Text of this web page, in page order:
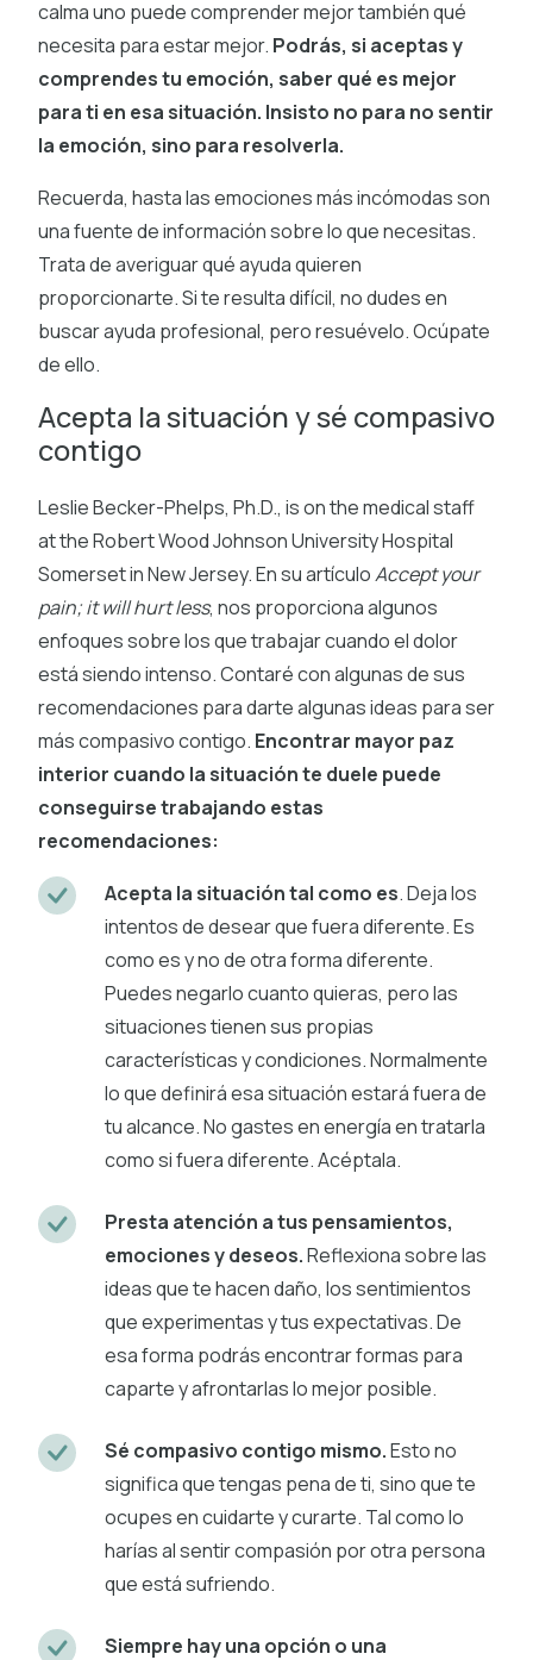
calma uno puede comprender mejor también qué
necesita para estar mejor. Podrás, si aceptas y
comprendes tu emoción, saber qué es mejor
para ti en esa situación. Insisto no para no sentir
la emoción, sino para resolverla.
Recuerda, hasta las emociones más incómodas son
una fuente de información sobre lo que necesitas.
Trata de averiguar qué ayuda quieren
proporcionarte. Si te resulta difícil, no dudes en
buscar ayuda profesional, pero resuévelo. Ocúpate
de ello.
Acepta la situación y sé compasivo
contigo
Leslie Becker-Phelps, Ph.D., is on the medical staff
at the Robert Wood Johnson University Hospital
Somerset in New Jersey. En su artículoAccept your
pain; it will hurt less, nos proporciona algunos
enfoques sobre los que trabajar cuando el dolor
está siendo intenso. Contaré con algunas de sus
recomendaciones para darte algunas ideas para ser
más compasivo contigo. Encontrar mayor paz
interior cuando la situación te duele puede
conseguirse trabajando estas
recomendaciones:
Acepta la situación tal como es. Deja los
intentos de desear que fuera diferente. Es
como es y no de otra forma diferente.
Puedes negarlo cuanto quieras, pero las
situaciones tienen sus propias
características y condiciones. Normalmente
lo que definirá esa situación estará fuera de
tu alcance. No gastes en energía en tratarla
como si fuera diferente. Acéptala.
Presta atención a tus pensamientos,
emociones y deseos.Reflexiona sobre las
ideas que te hacen daño, los sentimientos
que experimentas y tus expectativas. De
esa forma podrás encontrar formas para
caparte y afrontarlas lo mejor posible.
Sé compasivo contigo mismo.Esto no
significa que tengas pena de ti, sino que te
ocupes en cuidarte y curarte. Tal como lo
harías al sentir compasión por otra persona
que está sufriendo.
Siempre hay una opción o una